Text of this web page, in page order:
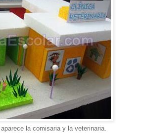
la comisaria y la veterinaria.